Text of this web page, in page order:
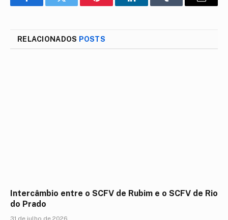
FacebookTwitter Pinterest LinkedInTumblr
E-
RELACIONADOS POSTS
Intercâmbio entre o SCFV de Rubim e o SCFV de Rio
do Prado
31 de julho de 2026